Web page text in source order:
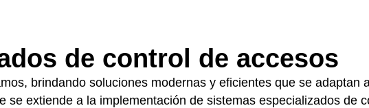
de control de accesos
brindando soluciones modernas y eficientes que se adaptan
se extiende a la implementación de sistemas especializados de